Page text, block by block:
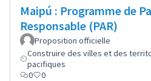
Maipú : Programme de
Responsable (PAR)
Proposition officielle
Construire des villes et des
pacifiques
0
0